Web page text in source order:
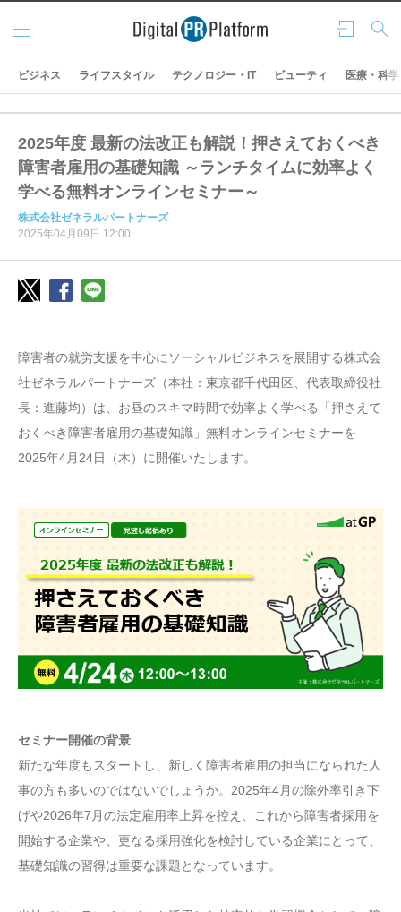
ログ
イン
検索
メニ
ュー
ビジネス ライフスタイル テクノロジー・IT ビューティ 医療・科学
2025年度 最新の法改正も解説！押さえておくべき
障害者雇用の基礎知識 ～ランチタイムに効率よく
学べる無料オンラインセミナー～
株式会社ゼネラルパートナーズ
2025年04月09日 12:00
障害者の就労支援を中心にソーシャルビジネスを展開する株式会
社ゼネラルパートナーズ（本社：東京都千代田区、代表取締役社
長：進藤均）は、お昼のスキマ時間で効率よく学べる「押さえて
おくべき障害者雇用の基礎知識」無料オンラインセミナーを
2025年4月24日（木）に開催いたします。
セミナー開催の背景
新たな年度もスタートし、新しく障害者雇用の担当になられた人
事の方も多いのではないでしょうか。2025年4月の除外率引き下
げや2026年7月の法定雇用率上昇を控え、これから障害者採用を
開始する企業や、更なる採用強化を検討している企業にとって、
基礎知識の習得は重要な課題となっています。